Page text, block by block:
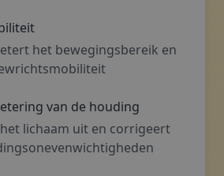
het bewegingsbereik en
van de houding
lichaam uit en corrigeert